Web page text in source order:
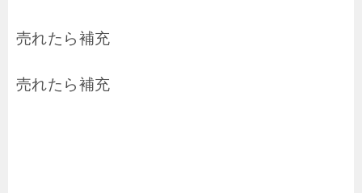
売れたら補充
売れたら補充